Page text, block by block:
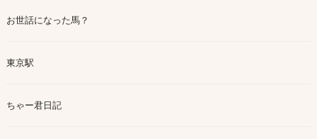
お世話になった馬？
東京駅
ちゃー君日記